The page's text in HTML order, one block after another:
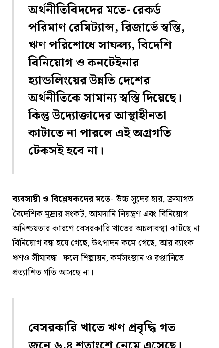
অর্থনীতিবিদদের মতে- রেকর্ড
পরিমাণ রেমিট্যান্স, রিজার্ভে স্বস্তি,
ঋণ পরিশোধে সাফল্য, বিদেশি
বিনিয়োগ ও কনটেইনার
হ্যান্ডলিংয়ের উন্নতি দেশের
অর্থনীতিকে সামান্য স্বস্তি দিয়েছে।
কিন্তু উদ্যোক্তাদের আস্থাহীনতা
কাটাতে না পারলে এই অগ্রগতি
টেকসই হবে না।
ব্যবসায়ী ও বিশ্লেষকদের মতে-উচ্চ সুদের হার, ক্রমাগত
বৈদেশিক মুদ্রার সংকট, আমদানি নিয়ন্ত্রণ এবং বিনিয়োগ
অনিশ্চয়তার কারণে বেসরকারি খাতের অচলাবস্থা কাটছে না।
বিনিয়োগ বন্ধ হয়ে গেছে, উৎপাদন কমে গেছে, আর ব্যাংক
ঋণও সীমাবদ্ধ। ফলে শিল্পায়ন, কর্মসংস্থান ও রপ্তানিতে
প্রত্যাশিত গতি আসছে না।
বেসরকারি খাতে ঋণ প্রবৃদ্ধি গত